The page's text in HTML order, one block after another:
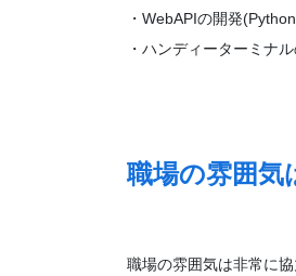
・WebAPIの開発
・ハンディーターミナ
職場の雰囲気
職場の雰囲気は非常に